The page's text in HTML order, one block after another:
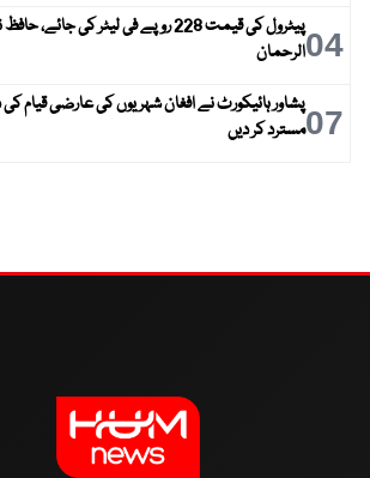
04
پیٹرول کی قیمت 228 روپے فی لیٹر کی جائے،
الرحمان
07پشاور ہائیکورٹ نے افغان شہریوں کی عارضی قیام
مسترد کر دیں